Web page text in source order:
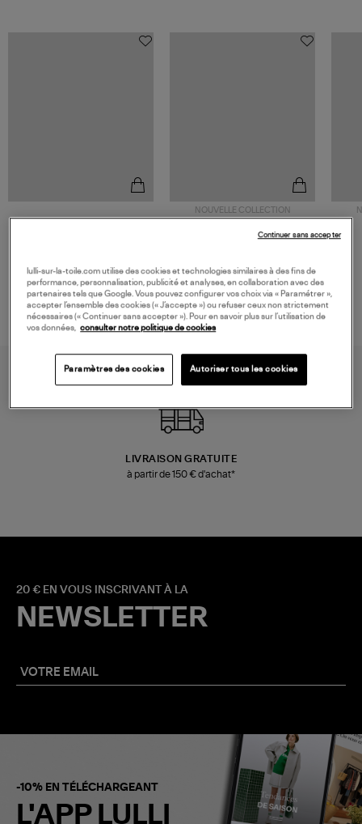
NOUVELLE COLLECTION
Mocassins Killian Sport
LIVRAISON GRATUITE
à partir de 150 € d'achat*
20 € EN VOUS INSCRIVANT À LA
NEWSLETTER
-10% EN TÉLÉCHARGEANT
L'APP LULLI
lulli-sur-la-toile.com utilise des cookies et technologies similaires à des fins de
performance, personnalisation, publicité et analyses, en collaboration avec des
partenaires tels que Google. Vous pouvez configurer vos choix via « Paramétrer »,
accepter l’ensemble des cookies (« J’accepte ») ou refuser ceux non strictement
nécessaires (« Continuer sans accepter »). Pour en savoir plus sur l’utilisation de
vos données, consulter notre politique de cookies
Paramètres des cookies Autoriser tous les cookies
Continuer sans accepter